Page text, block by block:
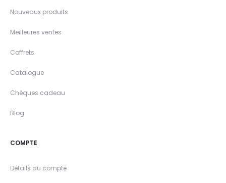
Nouveaux produits
Meilleures ventes
Coffrets
Catalogue
Chèques cadeau
Blog
COMPTE
Détails du compte